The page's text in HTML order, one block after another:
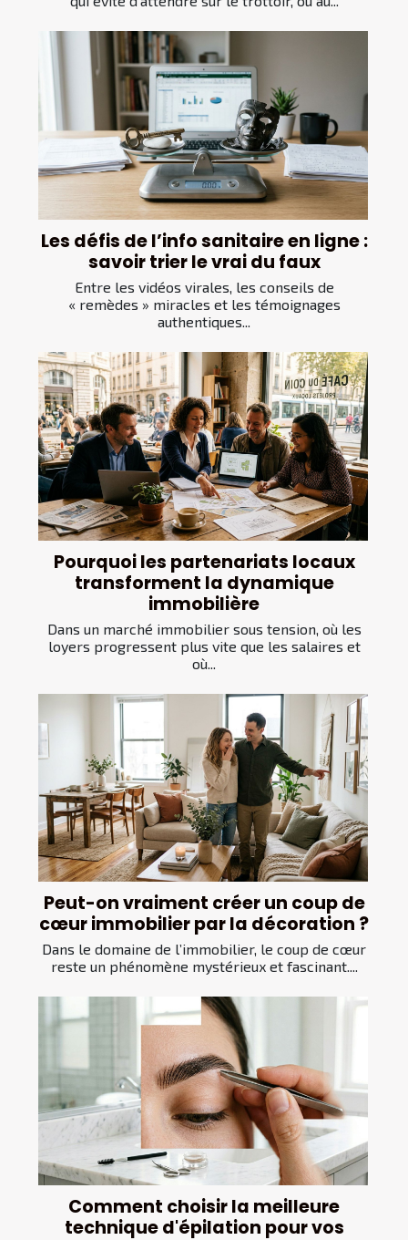
Les défis de l’info sanitaire en ligne :
savoir trier le vrai du faux
Entre les vidéos virales, les conseils de
« remèdes » miracles et les témoignages
authentiques...
Pourquoi les partenariats locaux
transforment la dynamique
immobilière
Dans un marché immobilier sous tension, où les
loyers progressent plus vite que les salaires et
où...
Peut-on vraiment créer un coup de
cœur immobilier par la décoration ?
Dans le domaine de l’immobilier, le coup de cœur
reste un phénomène mystérieux et fascinant....
Comment choisir la meilleure
technique d'épilation pour vos